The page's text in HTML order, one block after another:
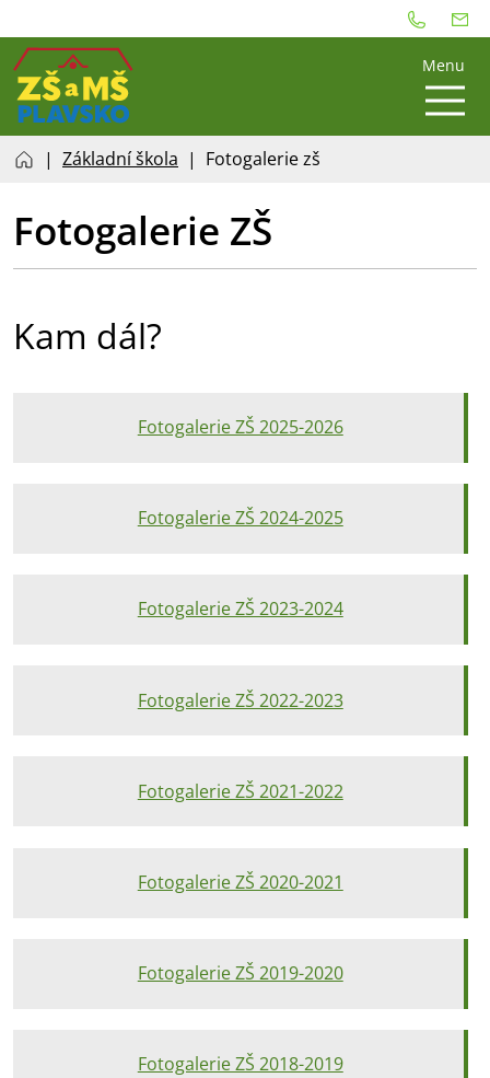
Menu
Základní škola Fotogalerie zš
Fotogalerie ZŠ
Kam dál?
Fotogalerie ZŠ 2025-2026
Fotogalerie ZŠ 2024-2025
Fotogalerie ZŠ 2023-2024
Fotogalerie ZŠ 2022-2023
Fotogalerie ZŠ 2021-2022
Fotogalerie ZŠ 2020-2021
Fotogalerie ZŠ 2019-2020
Fotogalerie ZŠ 2018-2019